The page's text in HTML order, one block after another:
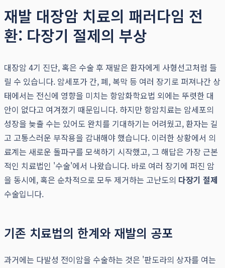
재발 대장암 치료의 패러다임 전
환: 다장기 절제의 부상
대장암 4기 진단, 혹은 수술 후 재발은 환자에게 사형선고처럼 들
릴 수 있습니다. 암세포가 간, 폐, 복막 등 여러 장기로 퍼져나간 상
태에서는 전신에 영향을 미치는 항암화학요법 외에는 뚜렷한 대
안이 없다고 여겨졌기 때문입니다. 하지만 항암치료는 암세포의
성장을 늦출 수는 있어도 완치를 기대하기는 어려웠고, 환자는 길
고 고통스러운 부작용을 감내해야 했습니다. 이러한 상황에서 의
료계는 새로운 돌파구를 모색하기 시작했고, 그 해답은 가장 근본
적인 치료법인 '수술'에서 나왔습니다. 바로 여러 장기에 퍼진 암
을 동시에, 혹은 순차적으로 모두 제거하는 고난도의 다장기 절제
수술입니다.
기존 치료법의 한계와 재발의 공포
과거에는 다발성 전이암을 수술하는 것은 '판도라의 상자를 여는